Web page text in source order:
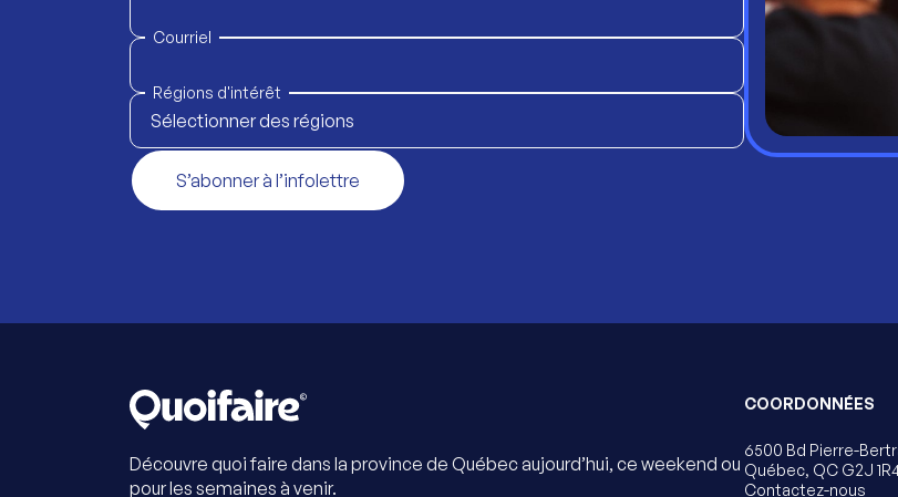
Courriel
Régions d'intérêt
Sélectionner des régions
S’abonner à l’infolettre
Découvre quoi faire dans la province de Québec aujourd’hui, ce weekend ou
pour les semaines à venir.
COORDONNÉES
6500 Bd Pierre-
Québec, QC G2J
Contactez-nous